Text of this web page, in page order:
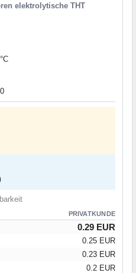
elektrolytische THT
PRIVATKUNDE
0.29 EUR
0.25 EUR
0.23 EUR
0.2 EUR